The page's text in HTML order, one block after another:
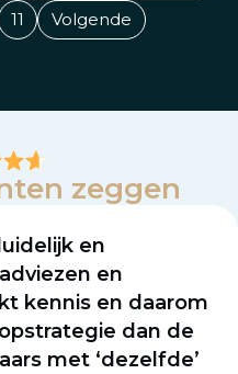
11 Volgende
zeggen
en
en
kennis en daarom
dan de
met ‘dezelfde’